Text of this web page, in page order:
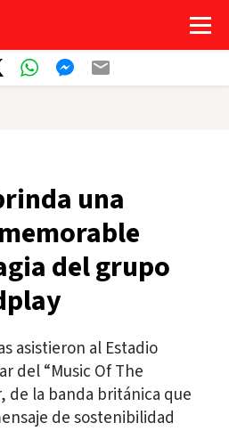
una
del grupo
asistieron al Estadio
del “Music Of The
de la banda británica que
de sostenibilidad